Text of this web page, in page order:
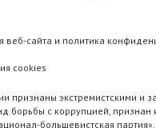
веб-сайта и политика
cookies
признаны экстремистскими и
борьбы с коррупцией, признан
большевистская